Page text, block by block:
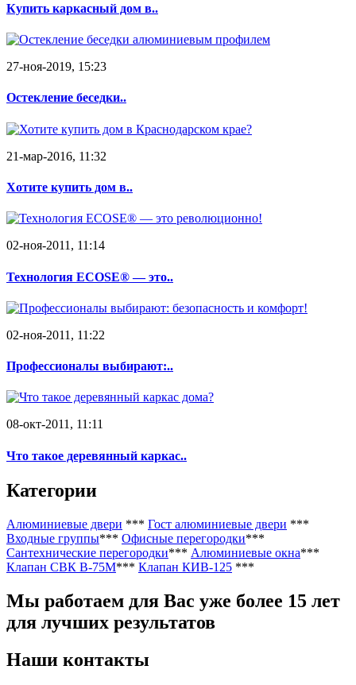
Купить каркасный дом в..
27-ноя-2019, 15:23
Остекление беседки..
21-мар-2016, 11:32
Хотите купить дом в..
02-ноя-2011, 11:14
Технология ECOSE® — это..
02-ноя-2011, 11:22
Профессионалы выбирают:..
08-окт-2011, 11:11
Что такое деревянный каркас..
Категории
Алюминиевые двери *** Гост алюминиевые двери ***
Входные группы*** Офисные перегородки***
Сантехнические перегородки*** Алюминиевые окна***
Клапан СВК В-75М*** Клапан КИВ-125 ***
Мы работаем для Вас уже более 15 лет
для лучших результатов
Наши контакты